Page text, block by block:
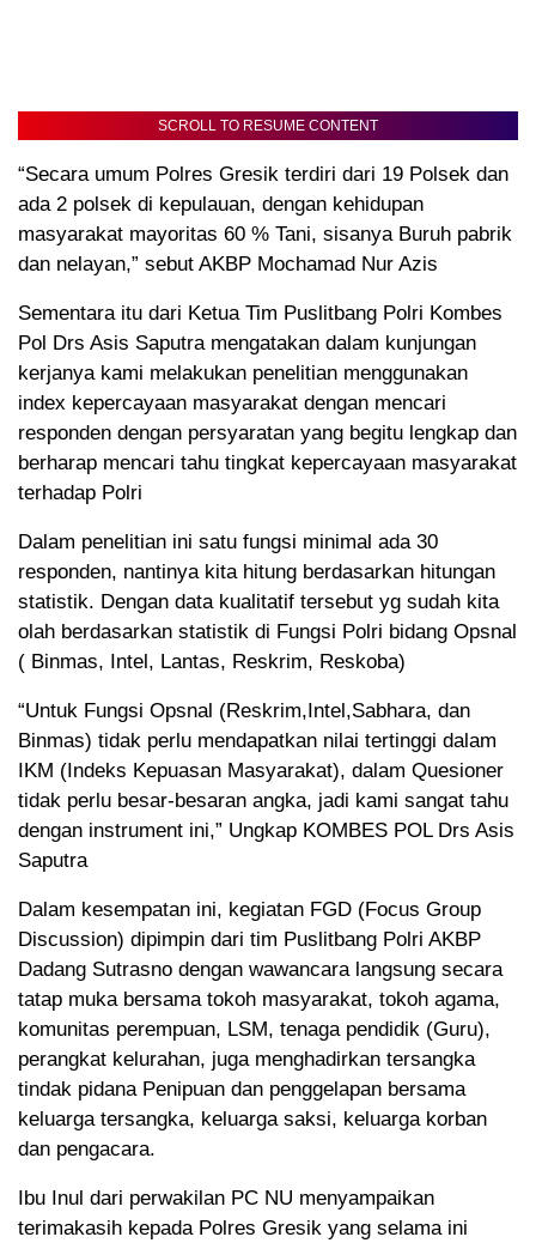
SCROLL TO RESUME CONTENT
“Secara umum Polres Gresik terdiri dari 19 Polsek dan
ada 2 polsek di kepulauan, dengan kehidupan
masyarakat mayoritas 60 % Tani, sisanya Buruh pabrik
dan nelayan,” sebut AKBP Mochamad Nur Azis
Sementara itu dari Ketua Tim Puslitbang Polri Kombes
Pol Drs Asis Saputra mengatakan dalam kunjungan
kerjanya kami melakukan penelitian menggunakan
index kepercayaan masyarakat dengan mencari
responden dengan persyaratan yang begitu lengkap dan
berharap mencari tahu tingkat kepercayaan masyarakat
terhadap Polri
Dalam penelitian ini satu fungsi minimal ada 30
responden, nantinya kita hitung berdasarkan hitungan
statistik. Dengan data kualitatif tersebut yg sudah kita
olah berdasarkan statistik di Fungsi Polri bidang Opsnal
( Binmas, Intel, Lantas, Reskrim, Reskoba)
“Untuk Fungsi Opsnal (Reskrim,Intel,Sabhara, dan
Binmas) tidak perlu mendapatkan nilai tertinggi dalam
IKM (Indeks Kepuasan Masyarakat), dalam Quesioner
tidak perlu besar-besaran angka, jadi kami sangat tahu
dengan instrument ini,” Ungkap KOMBES POL Drs Asis
Saputra
Dalam kesempatan ini, kegiatan FGD (Focus Group
Discussion) dipimpin dari tim Puslitbang Polri AKBP
Dadang Sutrasno dengan wawancara langsung secara
tatap muka bersama tokoh masyarakat, tokoh agama,
komunitas perempuan, LSM, tenaga pendidik (Guru),
perangkat kelurahan, juga menghadirkan tersangka
tindak pidana Penipuan dan penggelapan bersama
keluarga tersangka, keluarga saksi, keluarga korban
dan pengacara.
Ibu Inul dari perwakilan PC NU menyampaikan
terimakasih kepada Polres Gresik yang selama ini